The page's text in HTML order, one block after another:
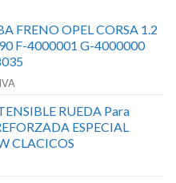
FRENO OPEL CORSA 1.2
F-4000001 G-4000000
RUEDA Para
ESPECIAL
CLACICOS